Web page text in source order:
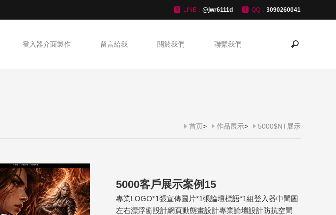
LINE： @jwr6111d QQ： 3090260041
登入器介面製作 留言給我 關於我們 聯繫我們
首页> 作品展示> 5000$NT展示
5000客戶展示案例15
專業LOGO*1張宣傳圖片*1張論壇標語*1組登入器中間圖
左右漂浮窗設計網頁動態畫設計專業論壇設計防抗空間